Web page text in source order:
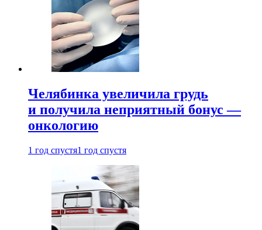
Челябинка увеличила грудь
и получила неприятный бонус —
онкологию
1 год спустя1 год спустя